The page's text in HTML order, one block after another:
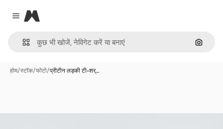
Close menu
Magnific
इमेज से
होम/स्टॉक/फोटो/प्रीटीन लड़की टी-शर्…